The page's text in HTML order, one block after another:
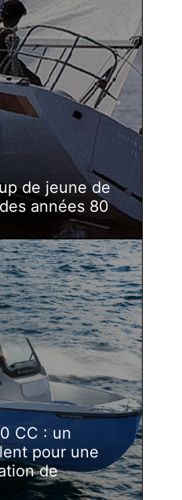
de jeune de
années 80
CC : un
pour une
de